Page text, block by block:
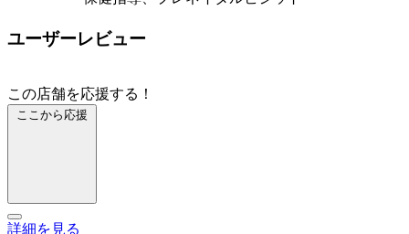
ユーザーレビュー
この店舗を応援する！
ここから応援
詳細を見る